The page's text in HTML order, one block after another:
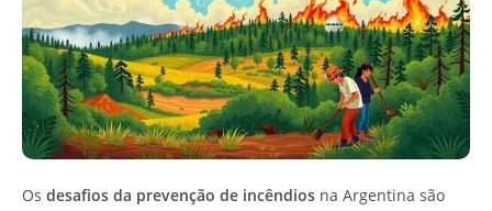
Os desafios da prevenção de incêndios na Argentina são